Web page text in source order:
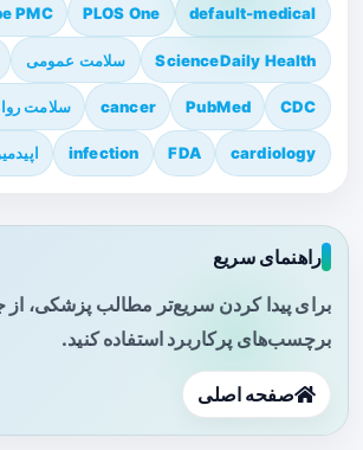
default-medical
PLOS One
PMC
ScienceDaily Health سلامت عمومی
CDC
PubMed
cancer سلامت
cardiology
FDA
infection
راهنمای سریع
برای پیدا کردن سریع‌تر مطالب پزشکی، از
برچسب‌های پرکاربرد استفاده کنید.
صفحه اصلی